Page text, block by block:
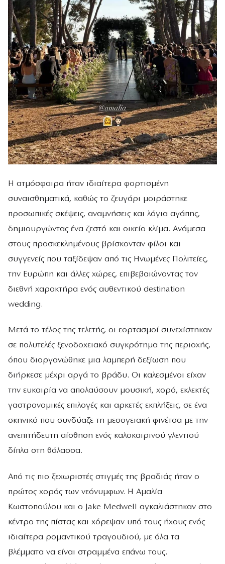
Η ατμόσφαιρα ήταν ιδιαίτερα φορτισμένη
συναισθηματικά, καθώς το ζευγάρι μοιράστηκε
προσωπικές σκέψεις, αναμνήσεις και λόγια αγάπης,
δημιουργώντας ένα ζεστό και οικείο κλίμα. Ανάμεσα
στους προσκεκλημένους βρίσκονταν φίλοι και
συγγενείς που ταξίδεψαν από τις Ηνωμένες Πολιτείες,
την Ευρώπη και άλλες χώρες, επιβεβαιώνοντας τον
διεθνή χαρακτήρα ενός αυθεντικού destination
wedding.
Μετά το τέλος της τελετής, οι εορτασμοί συνεχίστηκαν
σε πολυτελές ξενοδοχειακό συγκρότημα της περιοχής,
όπου διοργανώθηκε μια λαμπερή δεξίωση που
διήρκεσε μέχρι αργά το βράδυ. Οι καλεσμένοι είχαν
την ευκαιρία να απολαύσουν μουσική, χορό, εκλεκτές
γαστρονομικές επιλογές και αρκετές εκπλήξεις, σε ένα
σκηνικό που συνδύαζε τη μεσογειακή φινέτσα με την
ανεπιτήδευτη αίσθηση ενός καλοκαιρινού γλεντιού
δίπλα στη θάλασσα.
Από τις πιο ξεχωριστές στιγμές της βραδιάς ήταν ο
πρώτος χορός των νεόνυμφων. Η Αμαλία
Κωστοπούλου και ο Jake Medwell αγκαλιάστηκαν στο
κέντρο της πίστας και χόρεψαν υπό τους ήχους ενός
ιδιαίτερα ρομαντικού τραγουδιού, με όλα τα
βλέμματα να είναι στραμμένα επάνω τους.